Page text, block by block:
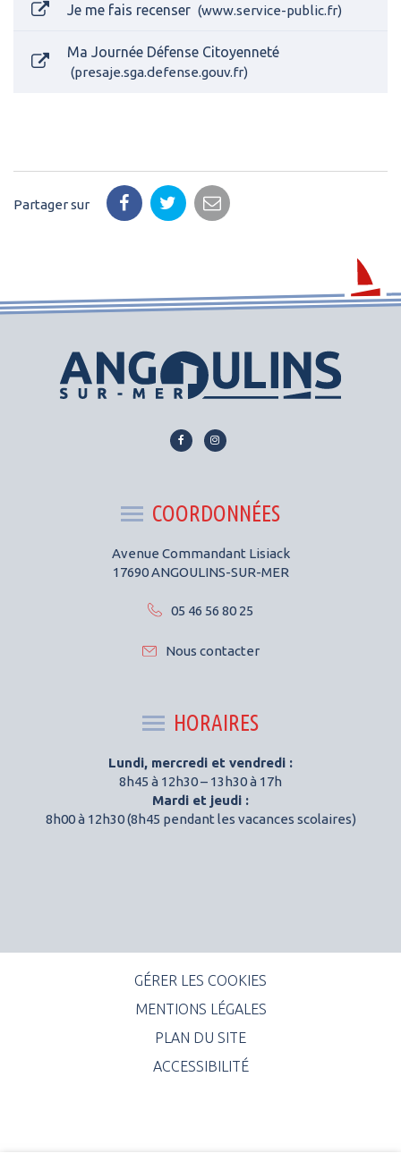
Je me fais recenser www.service-public.fr
Ma Journée Défense Citoyenneté
presaje.sga.defense.gouv.fr
Partager sur
Lien
Facebook
Lien
Instagram
COORDONNÉES
Avenue Commandant Lisiack
17690 ANGOULINS-SUR-MER
05 46 56 80 25
Nous contacter
HORAIRES
Lundi, mercredi et vendredi :
8h45 à 12h30 – 13h30 à 17h
Mardi et jeudi :
8h00 à 12h30 (8h45 pendant les vacances scolaires)
GÉRER LES COOKIES
MENTIONS LÉGALES
PLAN DU SITE
ACCESSIBILITÉ